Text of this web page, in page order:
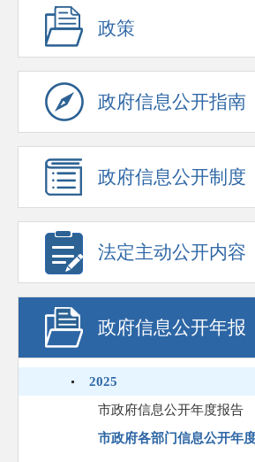
政策
政府信息公开指南
政府信息公开制度
法定主动公开内容
政府信息公开年报
2025
市政府信息公开年度报告
市政府各部门信息公开年